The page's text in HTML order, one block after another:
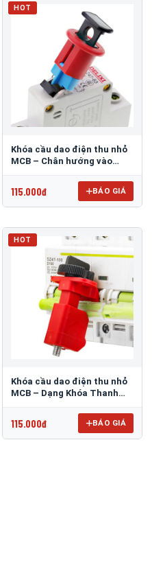
HOT
Khóa cầu dao điện thu nhỏ
MCB – Chân hướng vào
115.000đ BÁO GIÁ
HOT
Khóa cầu dao điện thu nhỏ
MCB – Dạng Khóa Thanh
115.000đ BÁO GIÁ